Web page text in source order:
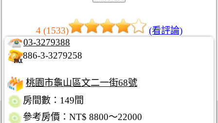
4 (1533)
(看評論)
03-3279388
886-3-3279258
桃園市龜山區文二一街68號
房間數：149間
參考房價：NT$ 8800～22000